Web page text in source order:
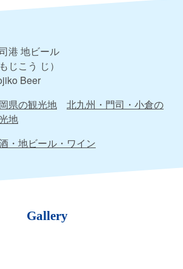
港 地ビール
もじこう じ）
Beer
県の観光地
北九州・門司・小倉の
地
・地ビール・ワイン
Gallery